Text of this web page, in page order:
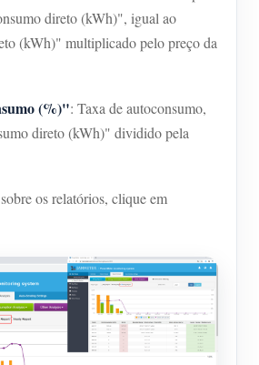
direto (kWh)", igual ao
(kWh)" multiplicado pelo preço da
(%)": Taxa de autoconsumo,
direto (kWh)" dividido pela
os relatórios, clique em